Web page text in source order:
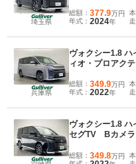
埼玉県
ングヒーター ト
アシスト ワンオ
総額： 377.9万円
年式： 2024年
兵庫県
ヴォクシー1.8 ハ
ィオ・プロアク
ー・レーダーク
ー・AC100V・ビ
総額： 349.9万円
年式： 2022年
ヴォクシー1.8
セグTV Bカメ
イブレコーダー
総額： 349.8万円